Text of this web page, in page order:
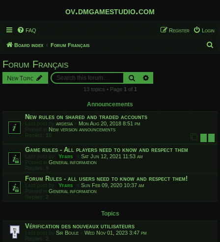
ov.dmgamestudio.com
FAQ Login
Register
Board index Forum Français
Forum Français
New Topic Search
13 topics • Page 1 of 1
Announcements
New rules on shared and traded accounts
Last post by ardesia « Mon Aug 20, 2018 8:51 pm
Posted in New version announcements
Replies: 10 1 2
Game rules - All players need to know and respect them
Last post by Yfars « Sat Jun 12, 2021 11:53 am
Posted in General information
Replies: 9
Forum Rules - all users need to know and respect them!
Last post by Yfars « Sun Feb 09, 2020 10:37 am
Posted in General information
Replies: 2
Topics
Vérification des nouveaux utilisateurs
Last post by Sir Boule « Wed Nov 01, 2023 3:47 pm
Replies: 2